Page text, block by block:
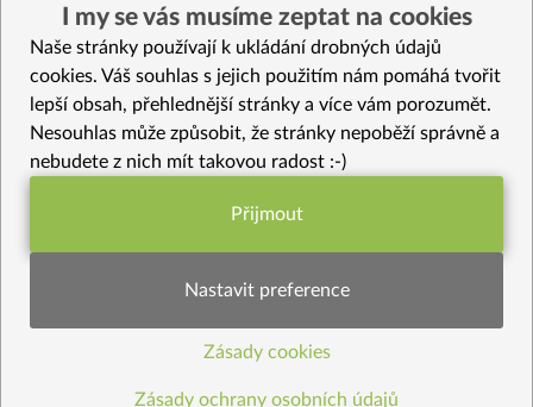
Krémová zeleninová polévka s koprem a vločkami
Celozrnná rýže basmati se zeleninou
Vybrané recepty
Zelenina s omáčkou Mitarashi
Kongnamul Muchim pikantní verze
16 nejlepších zdravých receptů s jahodami
Modro-fialový salát
Vanilkový krém (sladký i bez oslazení)
I my se vás musíme zeptat na cookies
Naše stránky používají k ukládání drobných údajů
cookies. Váš souhlas s jejich použitím nám pomáhá tvořit
lepší obsah, přehlednější stránky a více vám porozumět.
Nesouhlas může způsobit, že stránky nepoběží správně a
nebudete z nich mít takovou radost :-)
Funkční nastavení potřebujeme (vždy
Statistiky pro lepší obsah
Přijmout
Nastavit preference
Zásady cookies
Zásady ochrany osobních údajů